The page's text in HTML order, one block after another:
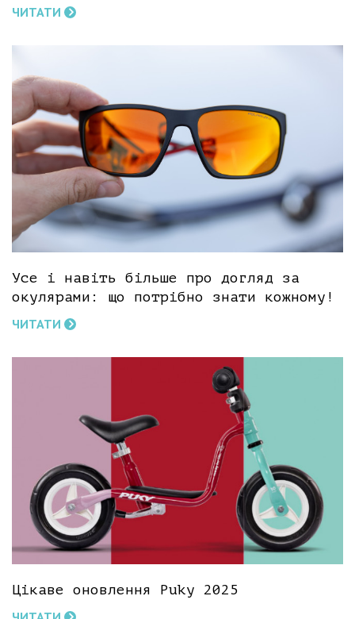
ЧИТАТИ
Усе і навіть більше про догляд за
окулярами: що потрібно знати кожному!
ЧИТАТИ
Цікаве оновлення Puky 2025